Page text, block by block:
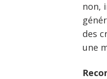
non,
des
une